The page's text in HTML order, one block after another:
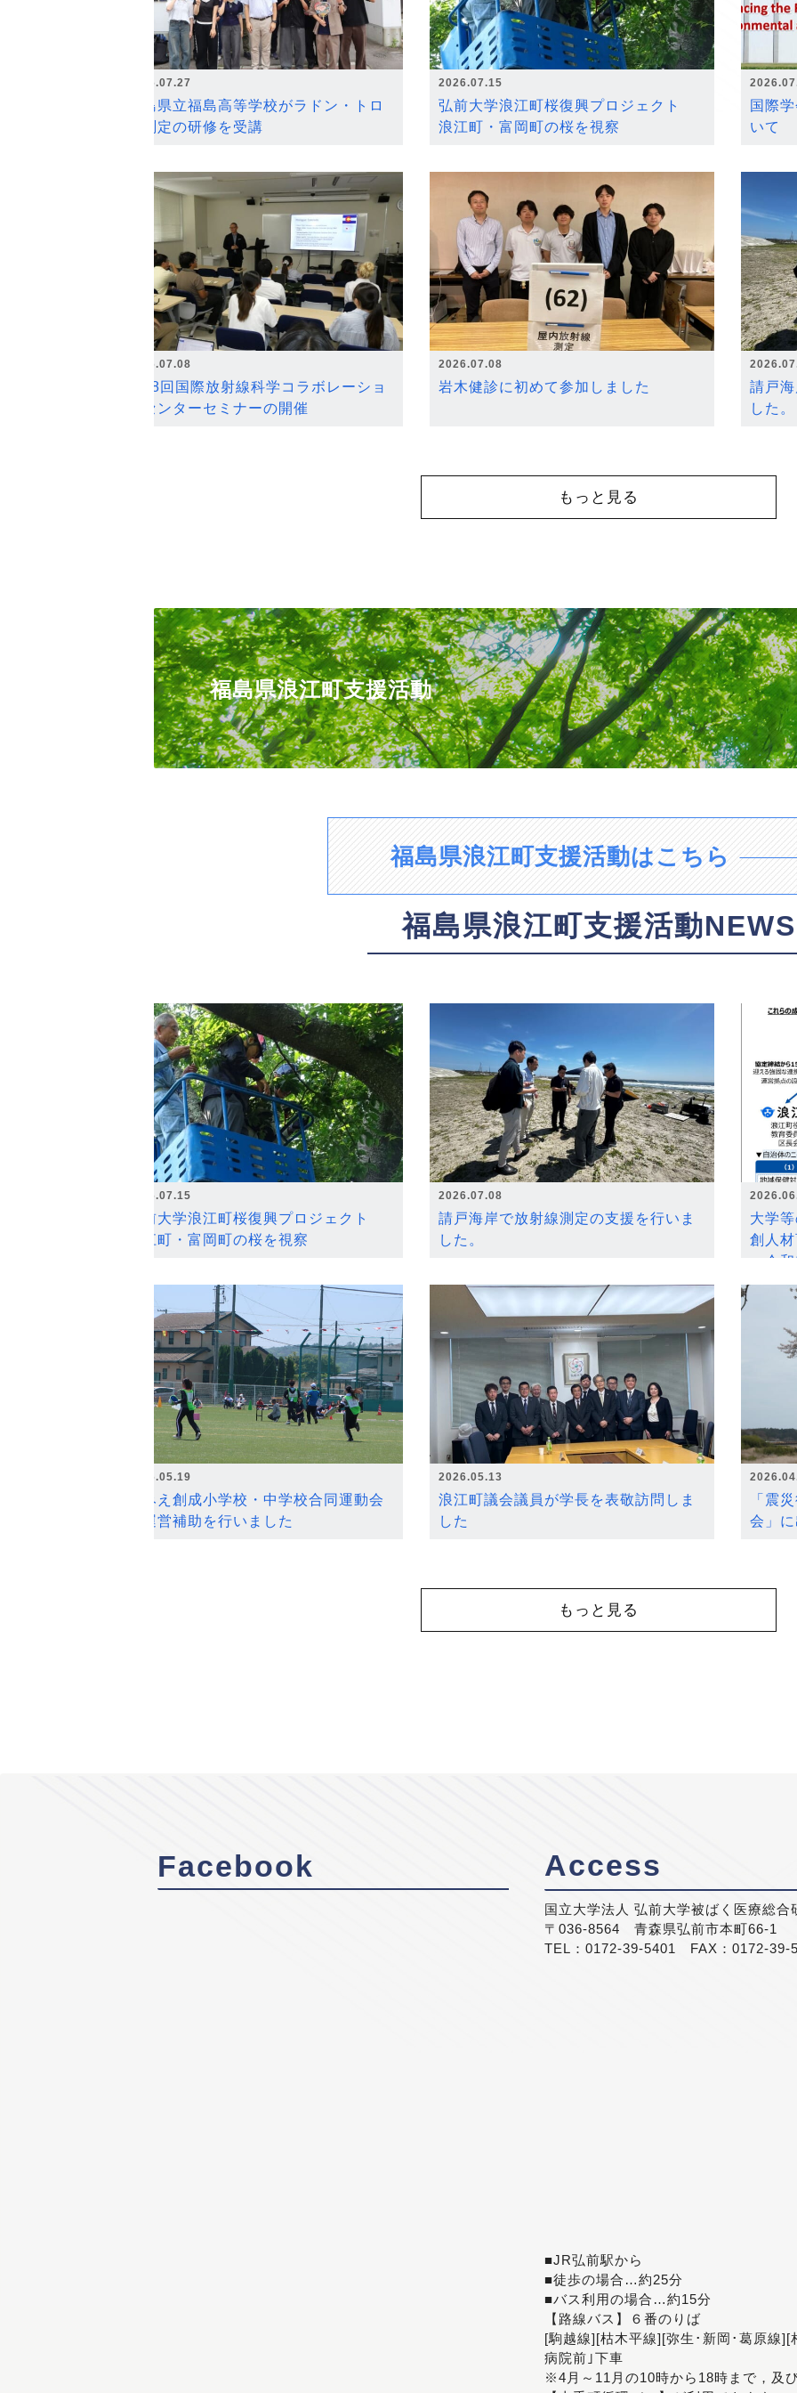
2026.07.27
福島県立福島高等学校がラドン・トロ
ン測定の研修を受講
2026.07.15
弘前大学浪江町桜復興プロジェクト
浪江町・富岡町の桜を視察
国際
いて
2026.07.08
第18回国際放射線科学コラボレーショ
ンセンターセミナーの開催
2026.07.08
岩木健診に初めて参加しました
請戸
した。
もっと見る
福島県浪江町支援活動
福島県浪江町支援活動はこちら
福島県浪江町支援活動NEWS
2026.07.15
弘前大学浪江町桜復興プロジェクト
浪江町・富岡町の桜を視察
2026.07.08
請戸海岸で放射線測定の支援を行いま
した。
大学
創人
～令
2026.05.19
なみえ創成小学校・中学校合同運動会
の運営補助を行いました
2026.05.13
浪江町議会議員が学長を表敬訪問しま
した
「震
会」
もっと見る
Facebook Access
国立大学法人 弘前大学被ばく医療総合
〒036-8564 青森県弘前市本町66-1
TEL：0172-39-5401 FAX：0172-39-
■JR弘前駅から
■徒歩の場合…約25分
■バス利用の場合…約15分
【路線バス】６番のりば
[駒越線][枯木平線][弥生･新岡･葛原線
病院前｣下車
※4月～11月の10時から18時まで，及